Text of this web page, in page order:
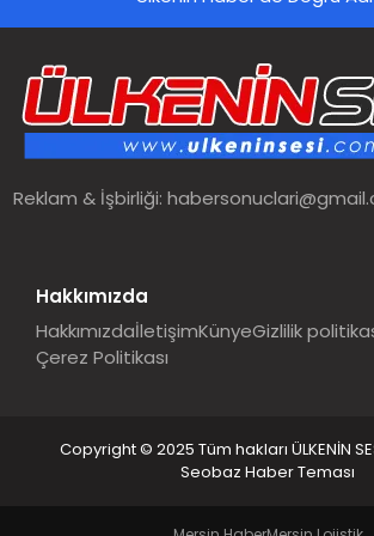
TEKNOLOJI
Reklam & İşbirliği:
Hakkımızda
HakkımızdaİletişimKünyeGizlilik
Çerez Politikası
Copyright © 2025 Tüm hakları ÜLKENİN
Seobaz Haber Teması